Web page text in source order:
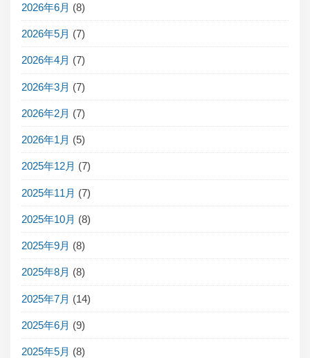
2026年6月 (8)
2026年5月 (7)
2026年4月 (7)
2026年3月 (7)
2026年2月 (7)
2026年1月 (5)
2025年12月 (7)
2025年11月 (7)
2025年10月 (8)
2025年9月 (8)
2025年8月 (8)
2025年7月 (14)
2025年6月 (9)
2025年5月 (8)